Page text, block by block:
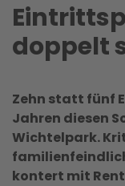
doppelt
Zehn statt fünf
Jahren diesen
Wichtelpark.
kontert mit